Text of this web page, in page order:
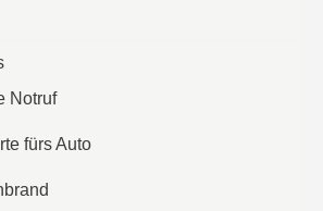
Notruf
fürs Auto